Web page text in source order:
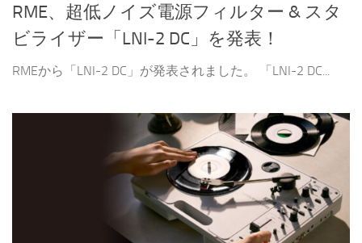
RME、超低ノイズ電源フィルター & スタ
ビライザー「LNI-2 DC」を発表！
RMEから「LNI-2 DC」が発表されました。 「LNI-2 DC...